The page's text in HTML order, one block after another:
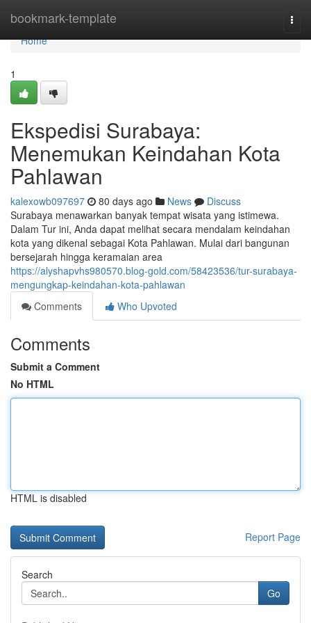
bookmark-template
Home
Home
1
Ekspedisi Surabaya:
Menemukan Keindahan Kota
Pahlawan
kalexowb097697 80 days ago News
Discuss
Surabaya menawarkan banyak tempat wisata yang istimewa.
Dalam Tur ini, Anda dapat melihat secara mendalam keindahan
kota yang dikenal sebagai Kota Pahlawan. Mulai dari bangunan
bersejarah hingga keramaian area
https://alyshapvhs980570.blog-gold.com/58423536/tur-surabaya-
mengungkap-keindahan-kota-pahlawan
Comments
Who Upvoted
Comments
Submit a Comment
No HTML
HTML is disabled
Report Page
Search
Go